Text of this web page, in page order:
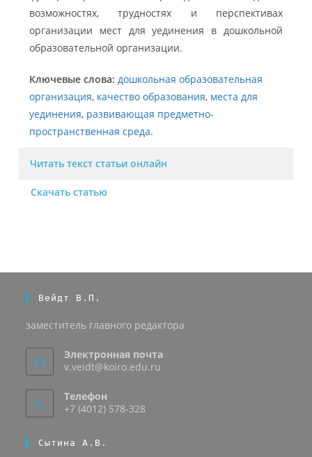
возможностях, трудностях и перспективах
организации мест для уединения в дошкольной
образовательной организации.
Ключевые слова:дошкольная образовательная
организация, качество образования, места для
уединения, развивающая предметно-
пространственная среда.
Читать текст статьи онлайн
Скачать статью
Вейдт В.П.
заместитель главного редактора
Электронная почта
v.veidt@koiro.edu.ru
Телефон
+7 (4012) 578-328
Сытина А.В.